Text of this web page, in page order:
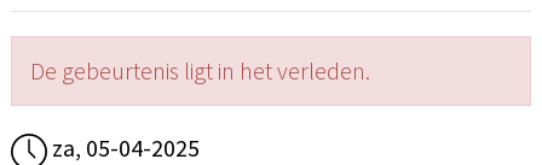
De gebeurtenis ligt in het verleden.
za, 05-04-2025